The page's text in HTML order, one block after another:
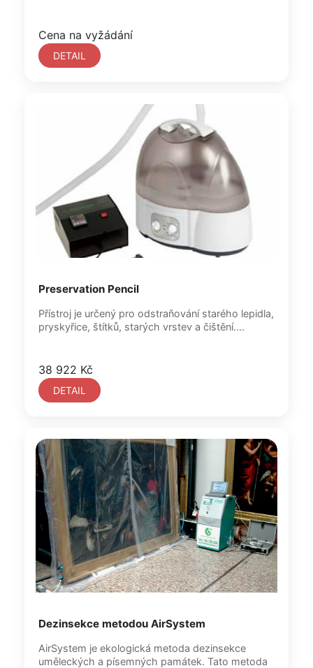
Cena na vyžádání
DETAIL
Preservation Pencil
Přístroj je určený pro odstraňování starého lepidla,
pryskyřice, štítků, starých vrstev a čištění....
38 922 Kč
DETAIL
Dezinsekce metodou AirSystem
AirSystem je ekologická metoda dezinsekce
uměleckých a písemných památek. Tato metoda